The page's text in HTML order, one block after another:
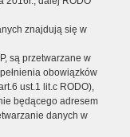
znajdują się w
są przetwarzane w
obowiązków
ust.1 lit.c RODO),
będącego adresem
danych w